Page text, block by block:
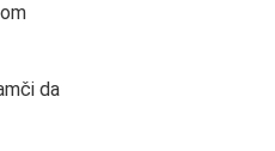
da